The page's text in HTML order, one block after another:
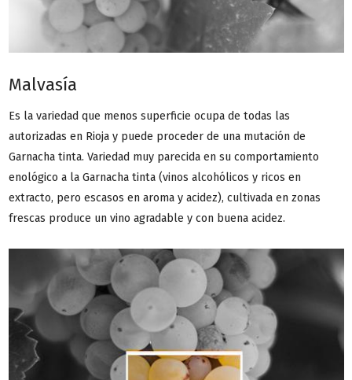
Malvasía
Es la variedad que menos superficie ocupa de todas las
autorizadas en Rioja y puede proceder de una mutación de
Garnacha tinta. Variedad muy parecida en su comportamiento
enológico a la Garnacha tinta (vinos alcohólicos y ricos en
extracto, pero escasos en aroma y acidez), cultivada en zonas
frescas produce un vino agradable y con buena acidez.